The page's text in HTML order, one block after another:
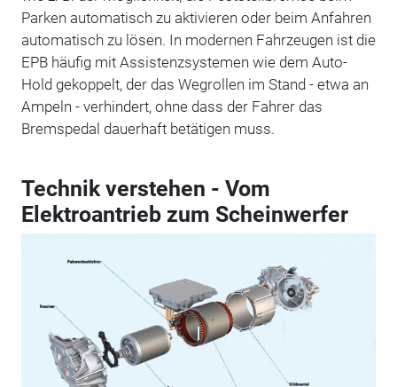
Parken automatisch zu aktivieren oder beim Anfahren
automatisch zu lösen. In modernen Fahrzeugen ist die
EPB häufig mit Assistenzsystemen wie dem Auto-
Hold gekoppelt, der das Wegrollen im Stand - etwa an
Ampeln - verhindert, ohne dass der Fahrer das
Bremspedal dauerhaft betätigen muss.
Technik verstehen - Vom
Elektroantrieb zum Scheinwerfer